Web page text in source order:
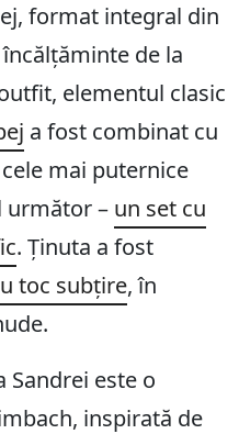
format integral din
de la
elementul clasic
a fost combinat cu
mai puternice
următor – un set cu
. Ținuta a fost
toc subțire, în
Sandrei este o
inspirată de